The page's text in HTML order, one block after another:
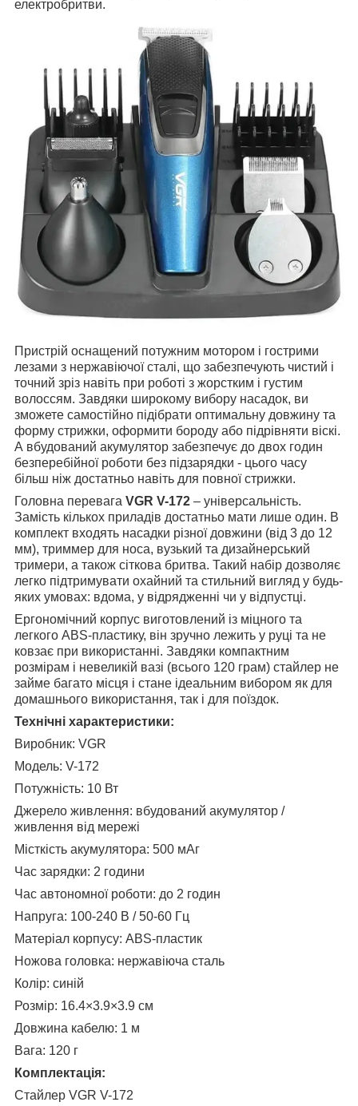
електробритви.
Пристрій оснащений потужним мотором і гострими
лезами з нержавіючої сталі, що забезпечують чистий і
точний зріз навіть при роботі з жорстким і густим
волоссям. Завдяки широкому вибору насадок, ви
зможете самостійно підібрати оптимальну довжину та
форму стрижки, оформити бороду або підрівняти віскі.
А вбудований акумулятор забезпечує до двох годин
безперебійної роботи без підзарядки - цього часу
більш ніж достатньо навіть для повної стрижки.
Головна перевага VGR V-172 – універсальність.
Замість кількох приладів достатньо мати лише один. В
комплект входять насадки різної довжини (від 3 до 12
мм), триммер для носа, вузький та дизайнерський
тримери, а також сіткова бритва. Такий набір дозволяє
легко підтримувати охайний та стильний вигляд у будь-
яких умовах: вдома, у відрядженні чи у відпустці.
Ергономічний корпус виготовлений із міцного та
легкого ABS-пластику, він зручно лежить у руці та не
ковзає при використанні. Завдяки компактним
розмірам і невеликій вазі (всього 120 грам) стайлер не
займе багато місця і стане ідеальним вибором як для
домашнього використання, так і для поїздок.
Технічні характеристики:
Виробник: VGR
Модель: V-172
Потужність: 10 Вт
Джерело живлення: вбудований акумулятор /
живлення від мережі
Місткість акумулятора: 500 мАг
Час зарядки: 2 години
Час автономної роботи: до 2 годин
Напруга: 100-240 В / 50-60 Гц
Матеріал корпусу: ABS-пластик
Ножова головка: нержавіюча сталь
Колір: синій
Розмір: 16.4×3.9×3.9 см
Довжина кабелю: 1 м
Вага: 120 г
Комплектація:
Стайлер VGR V-172